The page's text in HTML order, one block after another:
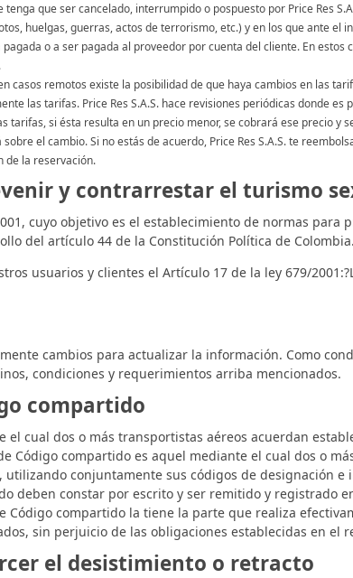
que ser cancelado, interrumpido o pospuesto por Price Res
huelgas, guerras, actos de terrorismo, etc.) y en los que ante el
o a ser pagada al proveedor por cuenta del cliente. En estos
remotos existe la posibilidad de que haya cambios en las
las tarifas. Price Res S.A.S. hace revisiones periódicas donde
tarifas, si ésta resulta en un precio menor, se cobrará ese precio y
el cambio. Si no estás de acuerdo, Price Res S.A.S. te
de la reservación.
y contrarrestar el turismo
cuyo objetivo es el establecimiento de normas
del artículo 44 de la Constitución Política de Colombia.
usuarios y clientes el Artículo 17 de la ley 679/
cambios para actualizar la información. Como
condiciones y requerimientos arriba mencionados.
compartido
el cual dos o más transportistas aéreos acuerdan
Código compartido es aquel mediante el cual dos o
conjuntamente sus códigos de designación e
deben constar por escrito y ser remitido y registrado
Código compartido la tiene la parte que realiza
sin perjuicio de las obligaciones establecidas en el
el desistimiento o retracto